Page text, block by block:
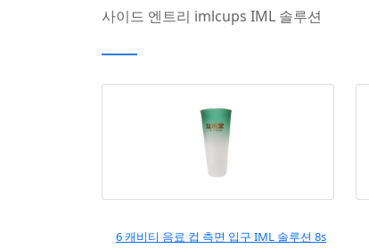
사이드 엔트리 imlcups IML 솔루션
6 캐비티 음료 컵 측면 입구 IML 솔루션 8s